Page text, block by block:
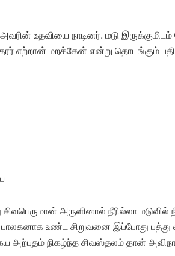
உதவியை நாடினர். மடு இருக்குமிடம்
எற்றான் மறக்கேன் என்று தொடங்கும்
அருளினால் நீரில்லா மடுவில்
பாலகனாக உண்ட சிறுவனை இப்போது பத்து
அற்புதம் நிகழ்ந்த சிவஸ்தலம் தான்